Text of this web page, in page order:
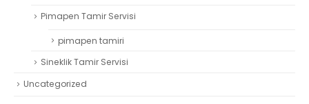
Pimapen Tamir Servisi
pimapen tamiri
Sineklik Tamir Servisi
Uncategorized